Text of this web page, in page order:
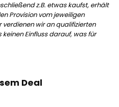
z.B. etwas kaufst, erhält
Provision vom jeweiligen
wir an qualifizierten
Einfluss darauf, was für
Deal